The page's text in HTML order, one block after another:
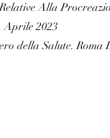
Alla
Aprile 2023
della Salute. Roma